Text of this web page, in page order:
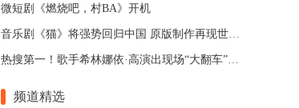
微短剧《燃烧吧，村BA》开机
音乐剧《猫》将强势回归中国 原版制作再现世界经典
热搜第一！歌手希林娜依·高演出现场“大翻车”？本人回应
频道精选